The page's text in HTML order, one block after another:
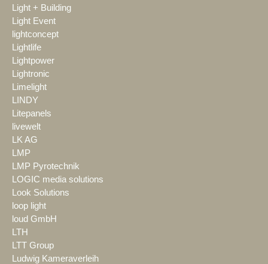
Light + Building
Light Event
lightconcept
Lightlife
Lightpower
Lightronic
Limelight
LINDY
Litepanels
livewelt
LK AG
LMP
LMP Pyrotechnik
LOGIC media solutions
Look Solutions
loop light
loud GmbH
LTH
LTT Group
Ludwig Kameraverleih